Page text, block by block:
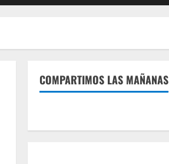
COMPARTIMOS LAS MAÑANAS